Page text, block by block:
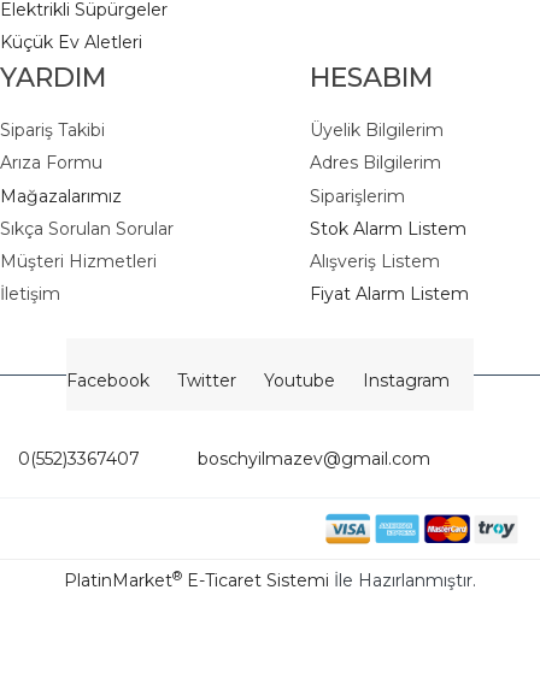
Elektrikli Süpürgeler
Küçük Ev Aletleri
YARDIM
Sipariş Takibi
Arıza Formu
Mağazalarımız
Sıkça Sorulan Sorular
Müşteri Hizmetleri
İletişim
HESABIM
Üyelik Bilgilerim
Adres Bilgilerim
Siparişlerim
Stok Alarm Listem
Alışveriş Listem
Fiyat Alarm Listem
Facebook Twitter Youtube Instagram
0(552)3367407 boschyilmazev@gmail.com
PlatinMarket® E-Ticaret Sistemi İle Hazırlanmıştır.